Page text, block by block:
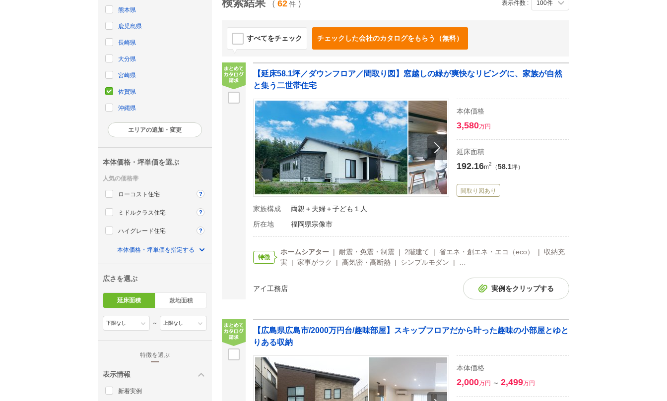
熊本県
鹿児島県
長崎県
大分県
宮崎県
佐賀県
沖縄県
エリアの追加・変更
本体価格・坪単価を選ぶ
人気の価格帯
ローコスト住宅
ミドルクラス住宅
ハイグレード住宅
本体価格・坪単価を指定する
広さを選ぶ
延床面積 敷地面積
～
特徴を選ぶ
表示情報
新着実例
検索結果 （ 62件 ） 表示件数 :
すべてをチェック チェックした会社のカタログをもらう（無料）
【延床58.1坪／ダウンフロア／間取り図】窓越しの緑が爽快なリビングに、家族が自然
と集う二世帯住宅
本体価格
3,580万円
延床面積
192.16m2 （58.1坪）
間取り図あり
家族構成
両親＋夫婦＋子ども１人
所在地
福岡県宗像市
特徴
ホームシアター| 耐震・免震・制震 | 2階建て | 省エネ・創エネ・エコ（eco） | 収納充
実 | 家事がラク | 高気密・高断熱 | シンプルモダン | …
アイ工務店 実例をクリップする
【広島県広島市/2000万円台/趣味部屋】スキップフロアだから叶った趣味の小部屋とゆと
りある収納
本体価格
2,000万円 ～ 2,499万円